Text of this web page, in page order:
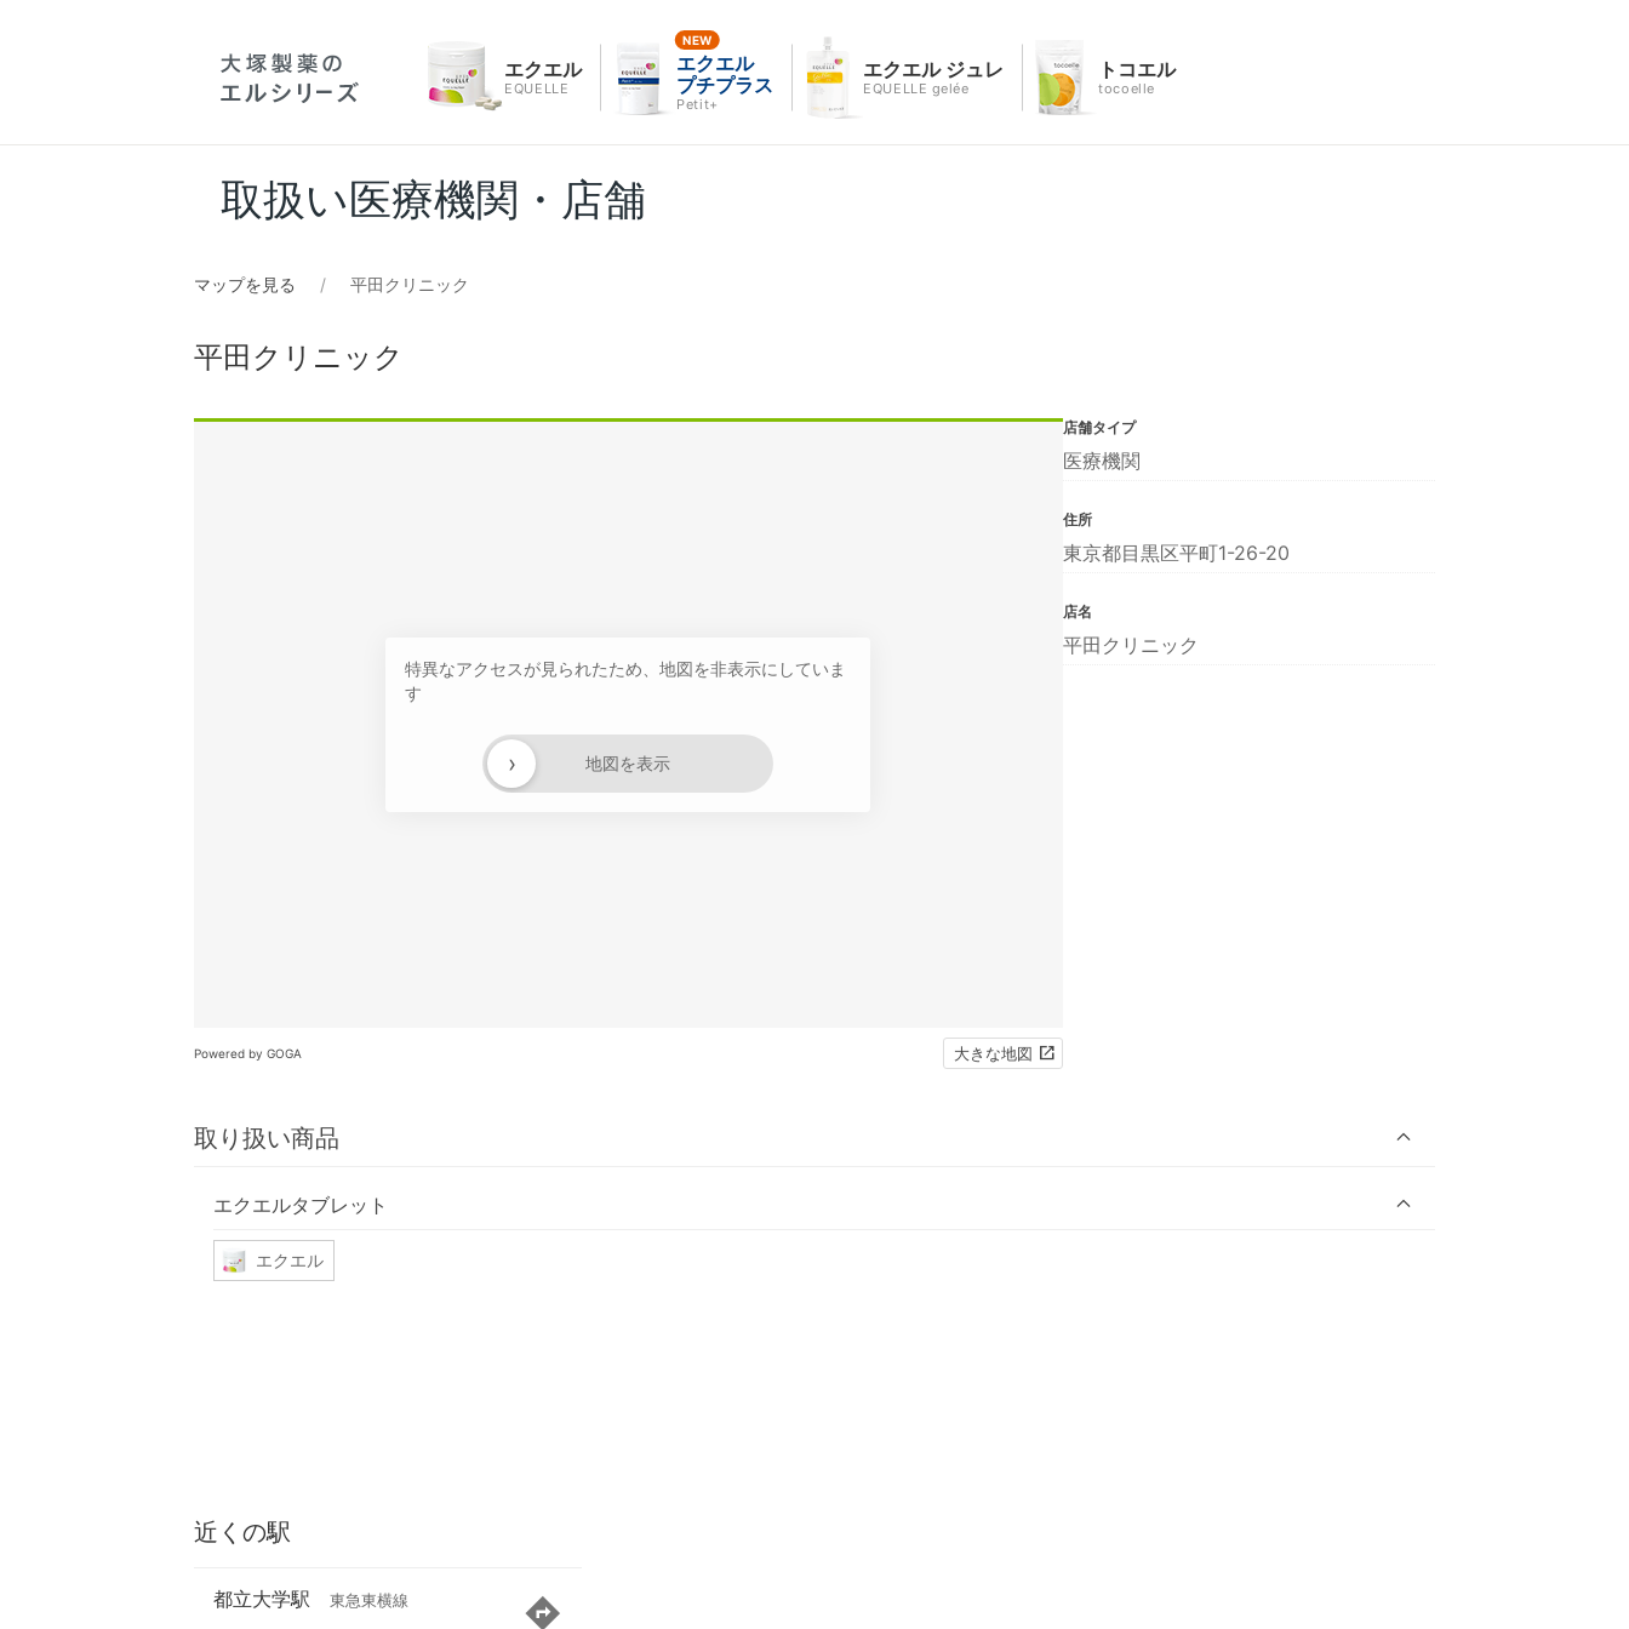
エクエル
EQUELLE
エクエル
プチプラス
Petit+
エクエル ジュレ
EQUELLE gelée
トコエル
tocoelle
取扱い医療機関・店舗
マップを見る 平田クリニック
平田クリニック
特異なアクセスが見られたため、地図を非表示にしていま
す
地図を表示
›
Powered by GOGA 大きな地図
取り扱い商品
エクエルタブレット
エクエル
店舗タイプ
医療機関
住所
東京都目黒区平町1-26-20
店名
平田クリニック
近くの駅
都立大学駅 東急東横線